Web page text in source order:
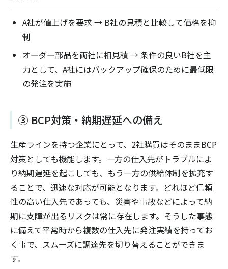
A社が値上げを要求 → B社の見積と比較して価格を抑
制
オーダー部品を両社に相見積 → 条件の良いB社を主
力として、A社にはバックアップ確保のために最低限
の発注を実施
③ BCP対策・納期遅延への備え
生産ラインを持つ企業にとって、2社購買はそのままBCP
対策としても機能します。一方の仕入先がトラブルによ
り納期遅延を起こしても、もう一方の供給体制を拡充す
ることで、迅速な対応が可能となります。どれほど信頼
性の高い仕入先であっても、災害や事故などによって納
期に支障が出るリスクは常に存在します。そうした事態
に備えて平常時から複数の仕入先に発注実績を持ってお
く事で、スムーズに調達先を切り替えることができま
す。